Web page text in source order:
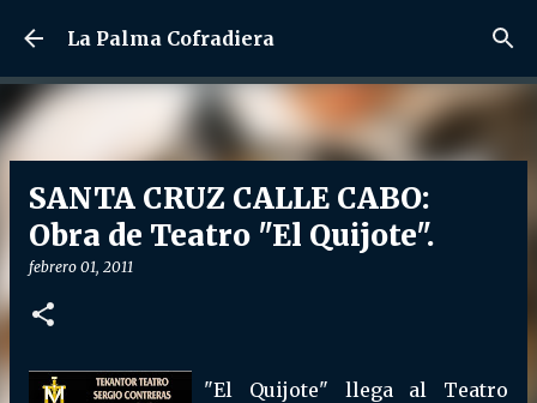
Ir al contenido principal
La Palma Cofradiera
SANTA CRUZ CALLE CABO:
Obra de Teatro "El Quijote".
febrero 01, 2011
"El Quijote" llega al Teatro